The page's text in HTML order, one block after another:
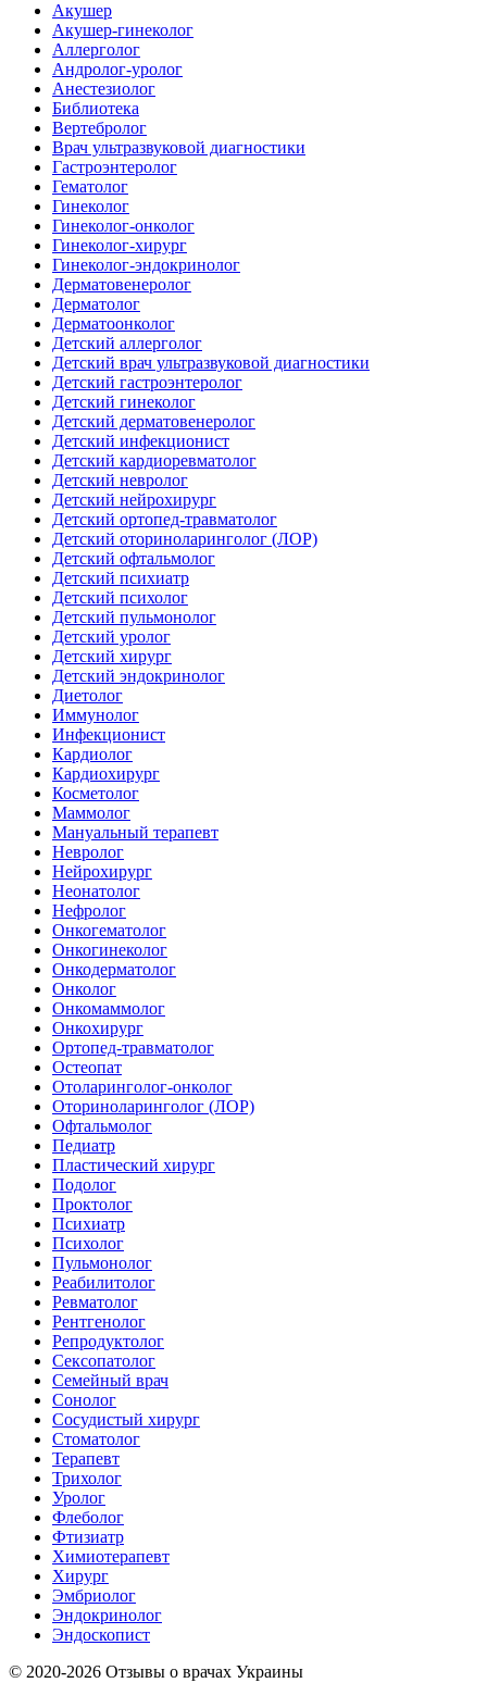
Акушер
Акушер-гинеколог
Аллерголог
Андролог-уролог
Анестезиолог
Библиотека
Вертебролог
Врач ультразвуковой диагностики
Гастроэнтеролог
Гематолог
Гинеколог
Гинеколог-онколог
Гинеколог-хирург
Гинеколог-эндокринолог
Дерматовенеролог
Дерматолог
Дерматоонколог
Детский аллерголог
Детский врач ультразвуковой диагностики
Детский гастроэнтеролог
Детский гинеколог
Детский дерматовенеролог
Детский инфекционист
Детский кардиоревматолог
Детский невролог
Детский нейрохирург
Детский ортопед-травматолог
Детский оториноларинголог (ЛОР)
Детский офтальмолог
Детский психиатр
Детский психолог
Детский пульмонолог
Детский уролог
Детский хирург
Детский эндокринолог
Диетолог
Иммунолог
Инфекционист
Кардиолог
Кардиохирург
Косметолог
Маммолог
Мануальный терапевт
Невролог
Нейрохирург
Неонатолог
Нефролог
Онкогематолог
Онкогинеколог
Онкодерматолог
Онколог
Онкомаммолог
Онкохирург
Ортопед-травматолог
Остеопат
Отоларинголог-онколог
Оториноларинголог (ЛОР)
Офтальмолог
Педиатр
Пластический хирург
Подолог
Проктолог
Психиатр
Психолог
Пульмонолог
Реабилитолог
Ревматолог
Рентгенолог
Репродуктолог
Сексопатолог
Семейный врач
Сонолог
Сосудистый хирург
Стоматолог
Терапевт
Трихолог
Уролог
Флеболог
Фтизиатр
Химиотерапевт
Хирург
Эмбриолог
Эндокринолог
Эндоскопист
© 2020-2026 Отзывы о врачах Украины